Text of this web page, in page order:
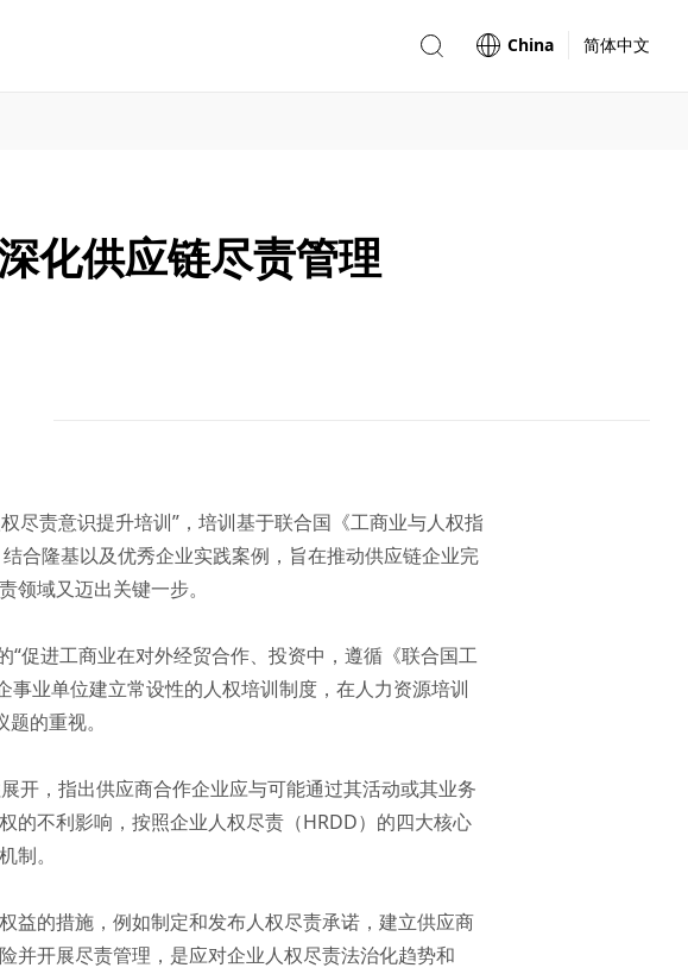
China 简体中文
化供应链尽责管理
尽责意识提升培训”，培训基于联合国《工商业与人权指
合隆基以及优秀企业实践案例，旨在推动供应链企业完
域又迈出关键一步。
促进工商业在对外经贸合作、投资中，遵循《联合国工
业单位建立常设性的人权培训制度，在人力资源培训
的重视。
开，指出供应商合作企业应与可能通过其活动或其业务
的不利影响，按照企业人权尽责（HRDD）的四大核心
制。
益的措施，例如制定和发布人权尽责承诺，建立供应商
并开展尽责管理，是应对企业人权尽责法治化趋势和